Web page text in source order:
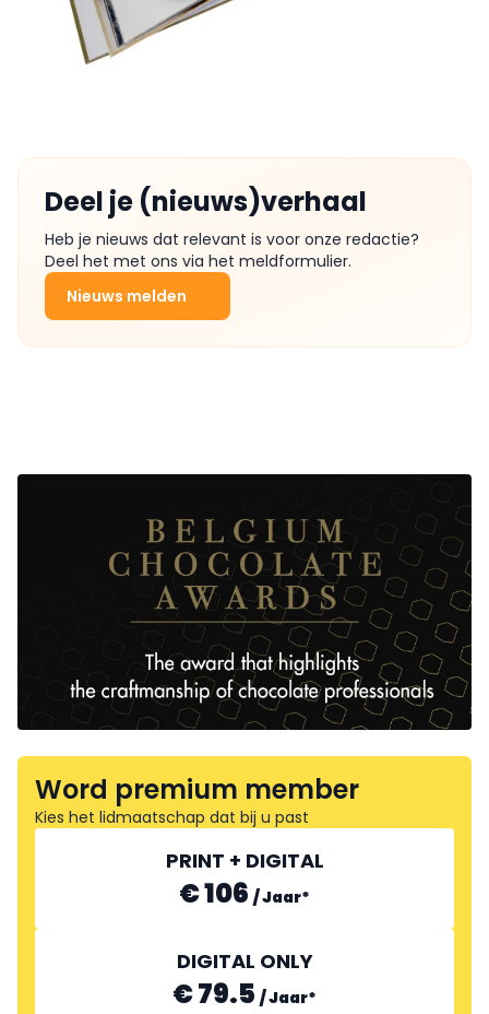
Deel je (nieuws)verhaal
Heb je nieuws dat relevant is voor onze redactie?
Deel het met ons via het meldformulier.
Nieuws melden
Word premium member
Kies het lidmaatschap dat bij u past
PRINT + DIGITAL
€ 106 /Jaar*
DIGITAL ONLY
€ 79.5 /Jaar*